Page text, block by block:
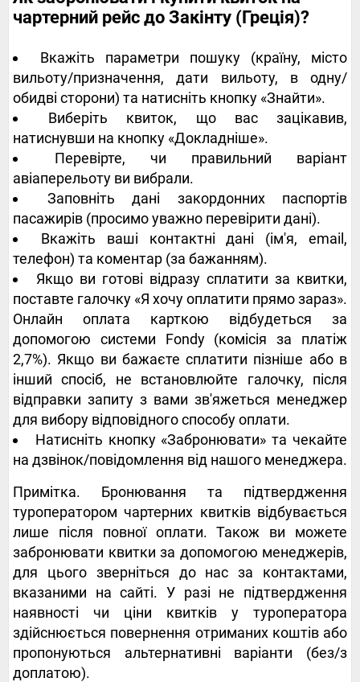
чартерний рейс до Закінту (Греція)?
Вкажіть параметри пошуку (країну, місто
вильоту/призначення, дати вильоту, в одну/
обидві сторони) та натисніть кнопку «Знайти».
Виберіть квиток, що вас зацікавив,
натиснувши на кнопку «Докладніше».
Перевірте, чи правильний варіант
авіаперельоту ви вибрали.
Заповніть дані закордонних паспортів
пасажирів (просимо уважно перевірити дані).
Вкажіть ваші контактні дані (ім'я, email,
телефон) та коментар (за бажанням).
Якщо ви готові відразу сплатити за квитки,
поставте галочку «Я хочу оплатити прямо зараз».
Онлайн оплата карткою відбудеться за
допомогою системи Fondy (комісія за платіж
2,7%). Якщо ви бажаєте сплатити пізніше або в
інший спосіб, не встановлюйте галочку, після
відправки запиту з вами зв'яжеться менеджер
для вибору відповідного способу оплати.
Натисніть кнопку «Забронювати» та чекайте
на дзвінок/повідомлення від нашого менеджера.
Примітка. Бронювання та підтвердження
туроператором чартерних квитків відбувається
лише після повної оплати. Також ви можете
забронювати квитки за допомогою менеджерів,
для цього зверніться до нас за контактами,
вказаними на сайті. У разі не підтвердження
наявності чи ціни квитків у туроператора
здійснюється повернення отриманих коштів або
пропонуються альтернативні варіанти (без/з
доплатою).